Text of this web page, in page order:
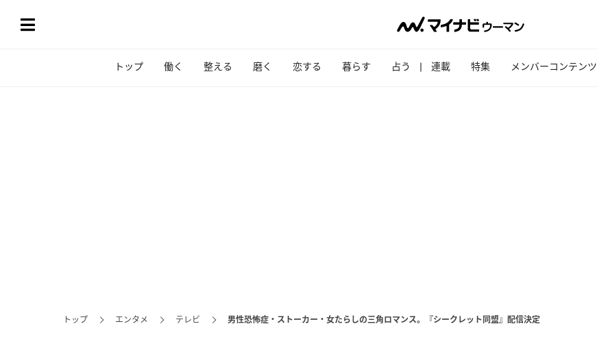
トップ 働く 整える 磨く 恋する 暮らす 占う 連載 特集 メンバーコンテンツ
トップ エンタメ テレビ 男性恐怖症・ストーカー・女たらしの三角ロマンス。『シークレット同盟』配信決定